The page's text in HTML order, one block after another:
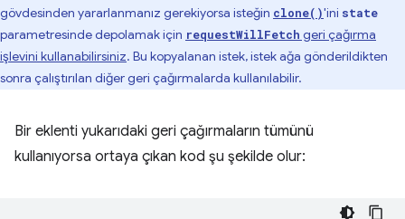
gövdesinden yararlanmanız gerekiyorsa isteğin clone()'ini state
parametresinde depolamak için requestWillFetch geri çağırma
işlevini kullanabilirsiniz. Bu kopyalanan istek, istek ağa gönderildikten
sonra çalıştırılan diğer geri çağırmalarda kullanılabilir.
Bir eklenti yukarıdaki geri çağırmaların tümünü
kullanıyorsa ortaya çıkan kod şu şekilde olur: